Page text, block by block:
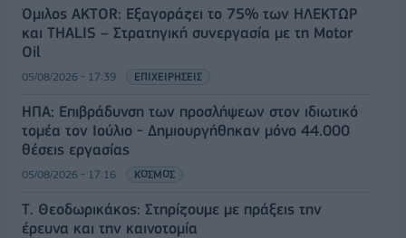
Όμιλος AKTOR: Εξαγοράζει το 75% των ΗΛΕΚΤΩΡ
και THALIS – Στρατηγική συνεργασία με τη Motor
Oil
05/08/2026 - 17:39 ΕΠΙΧΕΙΡΗΣΕΙΣ
ΗΠΑ: Επιβράδυνση των προσλήψεων στον ιδιωτικό
τομέα τον Ιούλιο - Δημιουργήθηκαν μόνο 44.000
θέσεις εργασίας
05/08/2026 - 17:16 ΚΟΣΜΟΣ
Τ. Θεοδωρικάκος: Στηρίζουμε με πράξεις την
έρευνα και την καινοτομία